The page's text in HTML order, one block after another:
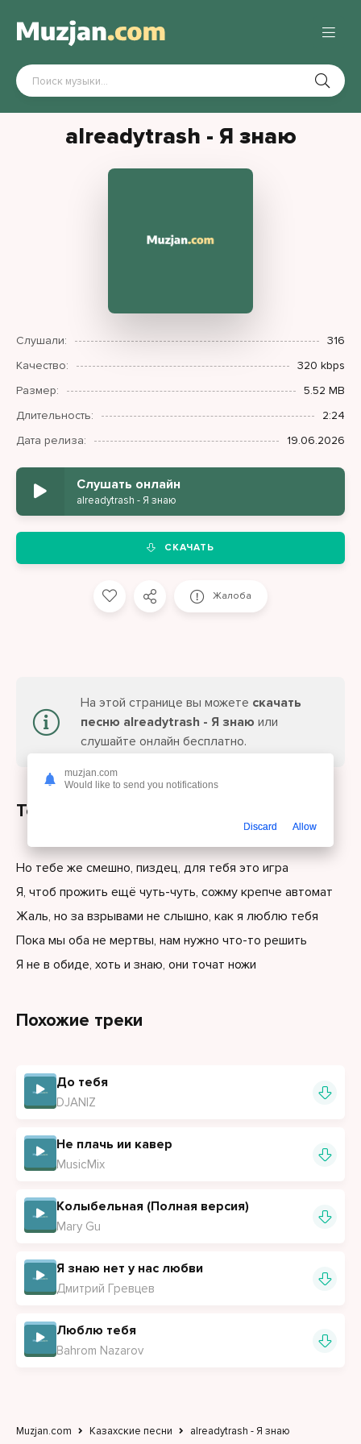
alreadytrash - Я знаю
Слушали:
316
Качество:
320 kbps
Размер:
5.52 MB
Длительность:
2:24
Дата релиза:
19.06.2026
Слушать онлайн
alreadytrash - Я знаю
СКАЧАТЬ
Жалоба
На этой странице вы можете скачать
песню alreadytrash - Я знаю или
слушайте онлайн бесплатно.
Текст песни
Но тебе же смешно, пиздец, для тебя это игра
Я, чтоб прожить ещё чуть-чуть, сожму крепче автомат
Жаль, но за взрывами не слышно, как я люблю тебя
Пока мы оба не мертвы, нам нужно что-то решить
Я не в обиде, хоть и знаю, они точат ножи
Похожие треки
До тебя
DJANIZ
Не плачь ии кавер
MusicMix
Колыбельная (Полная версия)
Mary Gu
Я знаю нет у нас любви
Дмитрий Гревцев
Люблю тебя
Bahrom Nazarov
Muzjan.com Казахские песни alreadytrash - Я знаю
muzjan.com
Would like to send you notifications
Discard Allow